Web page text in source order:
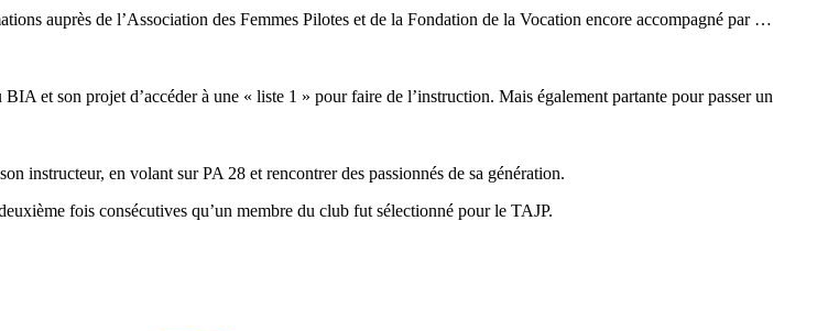
auprès de l’Association des Femmes Pilotes et de la Fondation de la Vocation encore accompagné par …
et son projet d’accéder à une « liste 1 » pour faire de l’instruction. Mais également partante pour passer un
instructeur, en volant sur PA 28 et rencontrer des passionnés de sa génération.
fois consécutives qu’un membre du club fut sélectionné pour le TAJP.